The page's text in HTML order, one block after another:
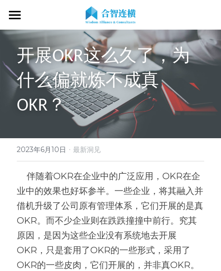
首页
关于我们
关于我们
OKR专家
客户见证
专业服务
OKR服务体系
OKR系统落地陪跑
OKR战略解码
OKR工作坊/定制培训
OKR教练认证/训战
经营分析会
高质量复盘
OKR教练认证
OKR证书查询
专家视频
专业书籍
在线课程
最新洞见
新闻动态
搜索
现在预约
开展OKR这么久了，为
什么偏就炼不成真
OKR？
2023年6月10日 · 最新洞见
业中的效果也好坏参半。一些企业，将其融入并
借机升级了公司原有管理体系，它们开展的是真
OKR。而不少企业则在跌跌撞撞中前行。究其
原因，是因为这些企业没有系统地去开展
OKR，只是套用了OKR的一些形式，采用了
OKR的一些皮肉，它们开展的，并非真OKR。